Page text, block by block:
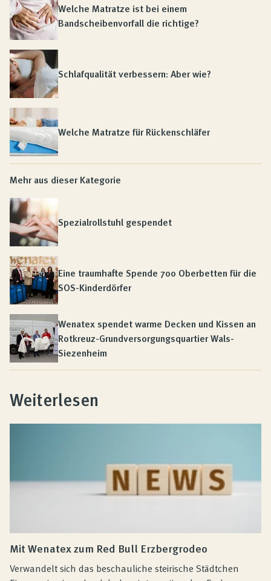
Welche Matratze ist bei einem
Bandscheibenvorfall die richtige?
Schlafqualität verbessern: Aber wie?
Welche Matratze für Rückenschläfer
Mehr aus dieser Kategorie
Spezialrollstuhl gespendet
Eine traumhafte Spende 700 Oberbetten für die
SOS-Kinderdörfer
Wenatex spendet warme Decken und Kissen an
Rotkreuz-Grundversorgungsquartier Wals-
Siezenheim
Weiterlesen
Mit Wenatex zum Red Bull Erzbergrodeo
Verwandelt sich das beschauliche steirische Städtchen